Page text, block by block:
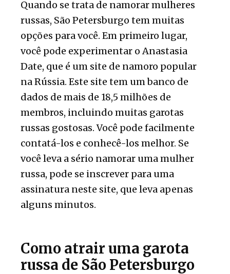
Quando se trata de namorar mulheres
russas, São Petersburgo tem muitas
opções para você. Em primeiro lugar,
você pode experimentar o Anastasia
Date, que é um site de namoro popular
na Rússia. Este site tem um banco de
dados de mais de 18,5 milhões de
membros, incluindo muitas garotas
russas gostosas. Você pode facilmente
contatá-los e conhecê-los melhor. Se
você leva a sério namorar uma mulher
russa, pode se inscrever para uma
assinatura neste site, que leva apenas
alguns minutos.
Como atrair uma garota
russa de São Petersburgo